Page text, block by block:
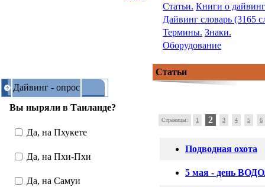
Статьи. Книги о
Дайвинг словарь (3165
Термины. Знаки.
Оборудование
Дайвинг - опрос
Вы ныряли в Таиланде?
Да, на Пхукете
Да, на Пхи-Пхи
Да, на Самуи
Статьи
Страницы: 1 2 3 4 5 6
Подводная охота
5 мая - день